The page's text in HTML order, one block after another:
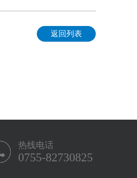
返回列表
热线电话
0755-82730825